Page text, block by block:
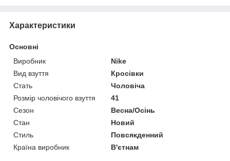
Характеристики
Основні
Виробник
Nike
Вид взуття
Кросівки
Стать
Чоловіча
Розмір чоловічого взуття
41
Сезон
Весна/Осінь
Стан
Новий
Стиль
Повсякденний
Країна виробник
В'єтнам